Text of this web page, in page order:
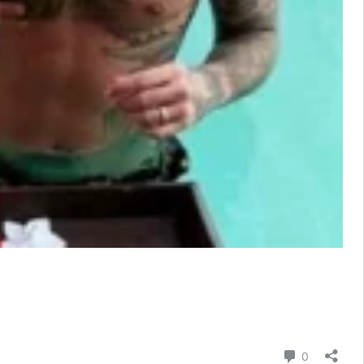
0 Commenti